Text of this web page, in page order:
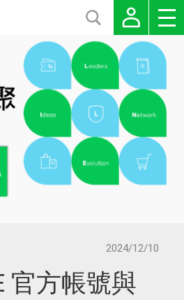
2024/12/10
官方帳號與